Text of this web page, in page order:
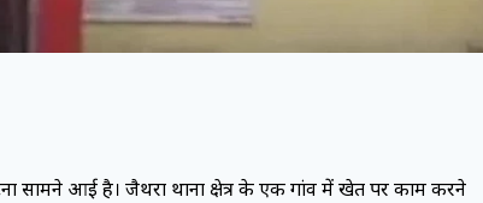
सामने आई है। जैथरा थाना क्षेत्र के एक गांव में खेत पर काम करने